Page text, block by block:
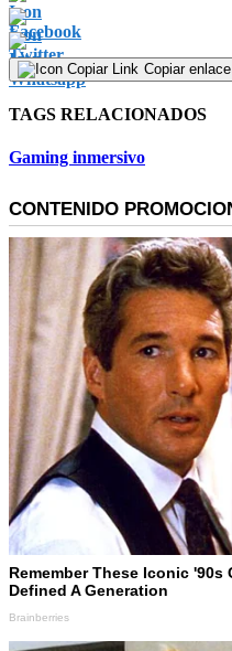
Copiar enlace
TAGS RELACIONADOS
Gaming inmersivo